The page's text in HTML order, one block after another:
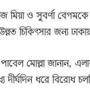
ও সুবর্ণা বেগমকে
চিকিৎসার জন্য
মোল্লা জানান,
দীর্ঘদিন ধরে